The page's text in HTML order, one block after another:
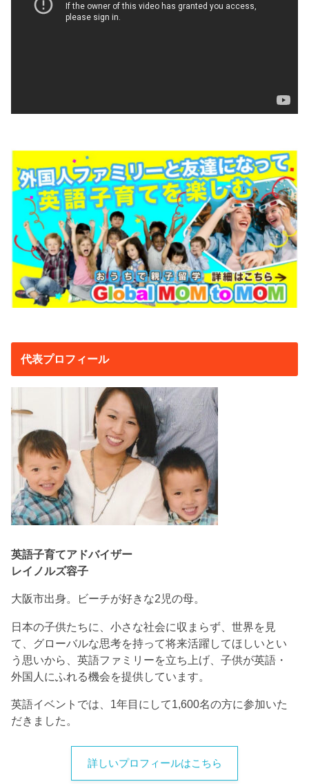
代表プロフィール
英語子育てアドバイザー
レイノルズ容子
大阪市出身。ビーチが好きな2児の母。
日本の子供たちに、小さな社会に収まらず、世界を見
て、グローバルな思考を持って将来活躍してほしいとい
う思いから、英語ファミリーを立ち上げ、子供が英語・
外国人にふれる機会を提供しています。
英語イベントでは、1年目にして1,600名の方に参加いた
だきました。
詳しいプロフィールはこちら